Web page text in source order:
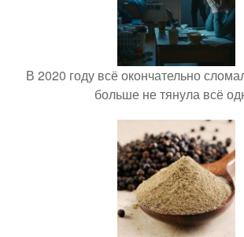
В 2020 году всё окончательно
больше не тянула всё